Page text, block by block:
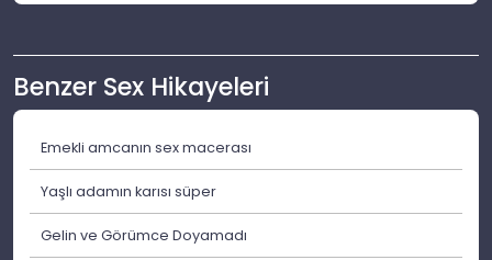
Benzer Sex Hikayeleri
Emekli amcanın sex macerası
Yaşlı adamın karısı süper
Gelin ve Görümce Doyamadı